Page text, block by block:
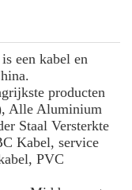
een kabel en
producten
Alle Aluminium
Staal Versterkte
Kabel, service
PVC